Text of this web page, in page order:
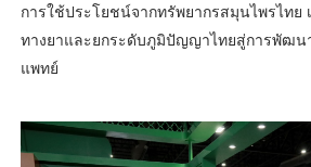
การใช้ประโยชน์จากทรัพยากรสมุนไพรไทย
ทางยาและยกระดับภูมิปัญญาไทยสู่การพัฒน
แพทย์